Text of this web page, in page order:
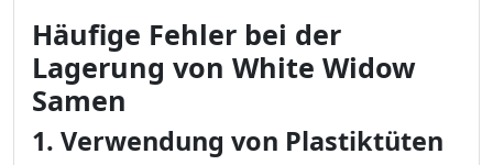
Häufige Fehler bei der
Lagerung von White Widow
Samen
1. Verwendung von Plastiktüten